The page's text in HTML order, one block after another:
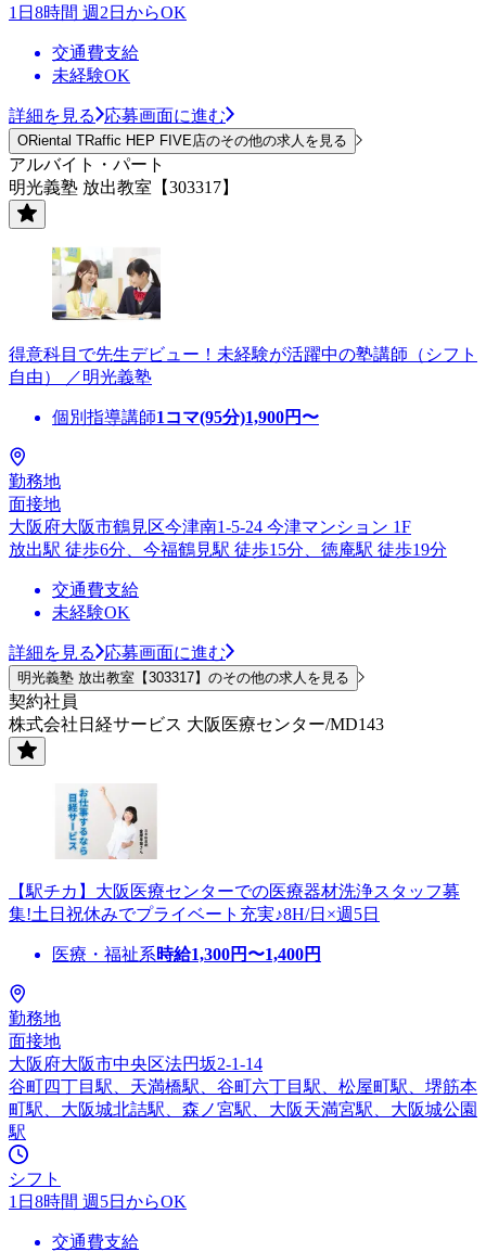
1日8時間 週2日からOK
交通費支給
未経験OK
詳細を見る 応募画面に進む
ORiental TRaffic HEP FIVE店のその他の求人を見る
アルバイト・パート
明光義塾 放出教室【303317】
得意科目で先生デビュー！未経験が活躍中の塾講師（シフト
自由） ／明光義塾
個別指導講師1コマ(95分)1,900円〜
勤務地
面接地
大阪府大阪市鶴見区今津南1-5-24 今津マンション 1F
放出駅 徒歩6分、今福鶴見駅 徒歩15分、徳庵駅 徒歩19分
交通費支給
未経験OK
詳細を見る 応募画面に進む
明光義塾 放出教室【303317】のその他の求人を見る
契約社員
株式会社日経サービス 大阪医療センター/MD143
【駅チカ】大阪医療センターでの医療器材洗浄スタッフ募
集!土日祝休みでプライベート充実♪8H/日×週5日
医療・福祉系時給1,300円〜1,400円
勤務地
面接地
大阪府大阪市中央区法円坂2-1-14
谷町四丁目駅、天満橋駅、谷町六丁目駅、松屋町駅、堺筋本
町駅、大阪城北詰駅、森ノ宮駅、大阪天満宮駅、大阪城公園
駅
シフト
1日8時間 週5日からOK
交通費支給